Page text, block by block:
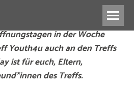
in der Woche
Youth4u auch an den Treffs
ist für euch, Eltern,
des Treffs.